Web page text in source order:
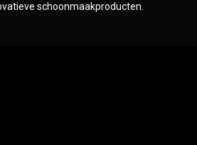
schoonmaakproducten.